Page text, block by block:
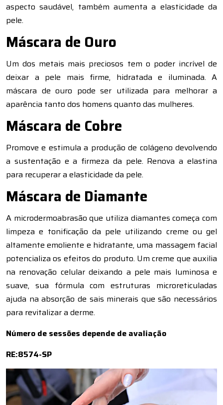
aspecto saudável, também aumenta a elasticidade da
pele.
Máscara de Ouro
Um dos metais mais preciosos tem o poder incrível de
deixar a pele mais firme, hidratada e iluminada. A
máscara de ouro pode ser utilizada para melhorar a
aparência tanto dos homens quanto das mulheres.
Máscara de Cobre
Promove e estimula a produção de colágeno devolvendo
a sustentação e a firmeza da pele. Renova a elastina
para recuperar a elasticidade da pele.
Máscara de Diamante
A microdermoabrasão que utiliza diamantes começa com
limpeza e tonificação da pele utilizando creme ou gel
altamente emoliente e hidratante, uma massagem facial
potencializa os efeitos do produto. Um creme que auxilia
na renovação celular deixando a pele mais luminosa e
suave, sua fórmula com estruturas microreticuladas
ajuda na absorção de sais minerais que são necessários
para revitalizar a derme.
Número de sessões depende de avaliação
RE:8574-SP